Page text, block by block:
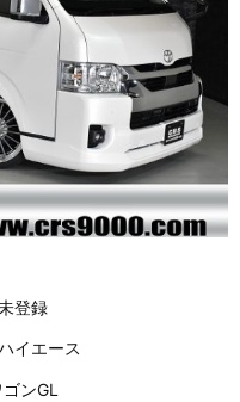
登録
イエース
ンGL